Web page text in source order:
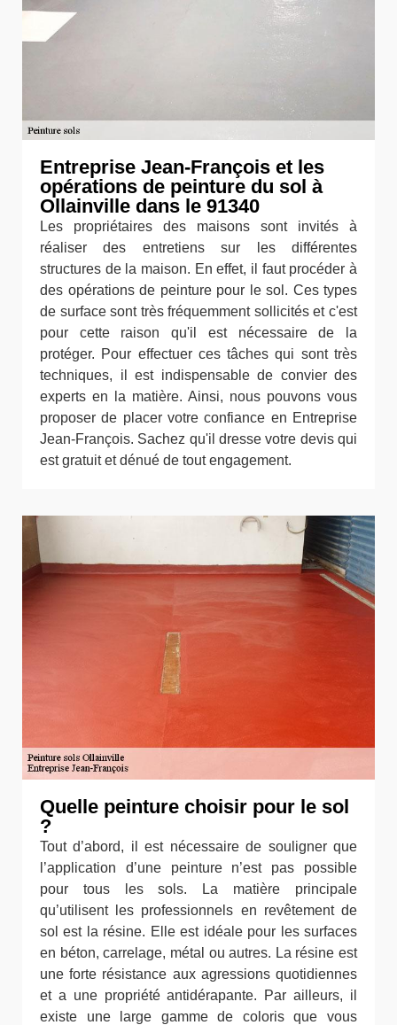
Entreprise Jean-François et les
opérations de peinture du sol à
Ollainville dans le 91340
Les propriétaires des maisons sont invités à
réaliser des entretiens sur les différentes
structures de la maison. En effet, il faut procéder à
des opérations de peinture pour le sol. Ces types
de surface sont très fréquemment sollicités et c'est
pour cette raison qu'il est nécessaire de la
protéger. Pour effectuer ces tâches qui sont très
techniques, il est indispensable de convier des
experts en la matière. Ainsi, nous pouvons vous
proposer de placer votre confiance en Entreprise
Jean-François. Sachez qu'il dresse votre devis qui
est gratuit et dénué de tout engagement.
Quelle peinture choisir pour le sol
?
Tout d’abord, il est nécessaire de souligner que
l’application d’une peinture n’est pas possible
pour tous les sols. La matière principale
qu’utilisent les professionnels en revêtement de
sol est la résine. Elle est idéale pour les surfaces
en béton, carrelage, métal ou autres. La résine est
une forte résistance aux agressions quotidiennes
et a une propriété antidérapante. Par ailleurs, il
existe une large gamme de coloris que vous